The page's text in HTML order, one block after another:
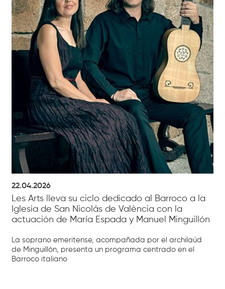
22.04.2026
Les Arts lleva su ciclo dedicado al Barroco a la
Iglesia de San Nicolás de València con la
actuación de María Espada y Manuel Minguillón
La soprano emeritense, acompañada por el archilaúd
de Minguillón, presenta un programa centrado en el
Barroco italiano